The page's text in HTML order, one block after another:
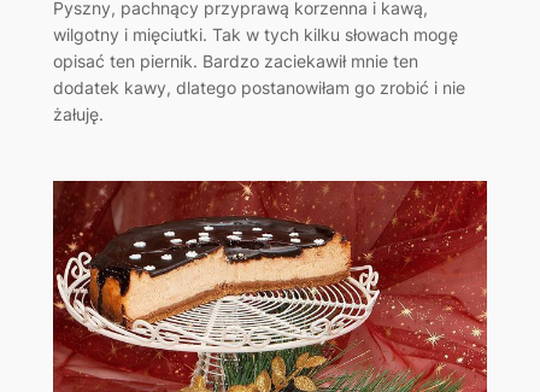
Pyszny, pachnący przyprawą korzenna i kawą,
wilgotny i mięciutki. Tak w tych kilku słowach mogę
opisać ten piernik. Bardzo zaciekawił mnie ten
dodatek kawy, dlatego postanowiłam go zrobić i nie
żałuję.